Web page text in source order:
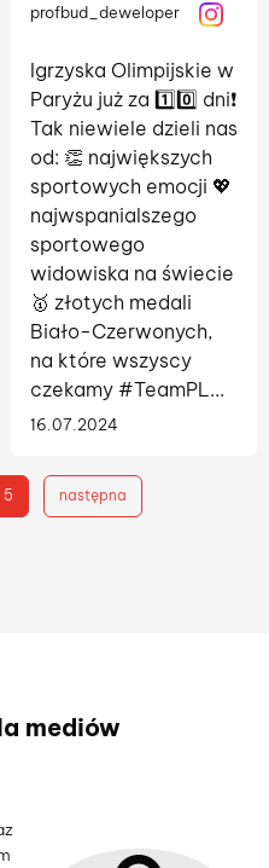
profbud_deweloper
Igrzyska Olimpijskie w
Paryżu już za 1️⃣0️⃣ dni❗️
Tak niewiele dzieli nas
od: 👏 największych
sportowych emocji 💖
najwspanialszego
sportowego
widowiska na świecie
🥇 złotych medali
Biało-Czerwonych,
na które wszyscy
czekamy #TeamPL...
16.07.2024
5 następna
mediów